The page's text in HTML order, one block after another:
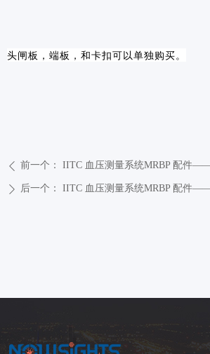
头闸板，端板，和卡扣可以单独购买。
ꄴ 前一个： IITC 血压测量系统MRBP 配件
ꄲ 后一个： IITC 血压测量系统MRBP 配件